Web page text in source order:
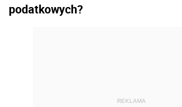
podatkowych?
REKLAMA